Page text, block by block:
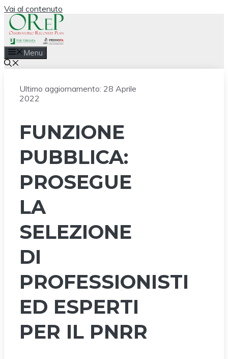
Vai al contenuto
Menu
Ultimo aggiornamento: 28 Aprile
2022
FUNZIONE
PUBBLICA:
PROSEGUE
LA
SELEZIONE
DI
PROFESSIONISTI
ED ESPERTI
PER IL PNRR